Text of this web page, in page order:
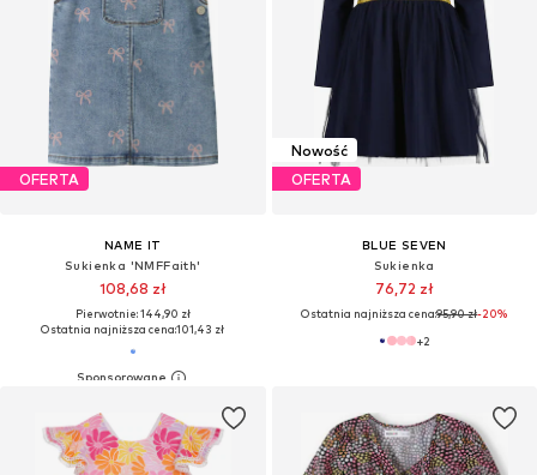
OFERTA
NAME IT
Sukienka 'NMFFaith'
108,68 zł
Pierwotnie: 144,90 zł
Ostatnia najniższa cena:101,43 zł
Nowość
OFERTA
BLUE SEVEN
Sukienka
76,72 zł
Ostatnia najniższa cena:95,90 zł-20%
+2